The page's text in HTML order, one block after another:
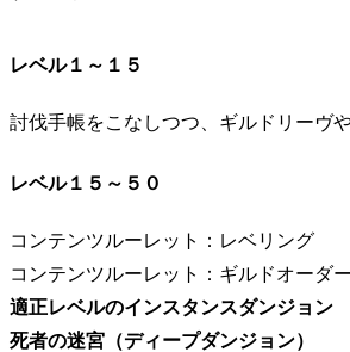
レベル１～１５
討伐手帳をこなしつつ、ギルドリーヴ
レベル１５～５０
コンテンツルーレット：レベリング
コンテンツルーレット：ギルドオーダー
適正レベルのインスタンスダンジョン
死者の迷宮（ディープダンジョン）